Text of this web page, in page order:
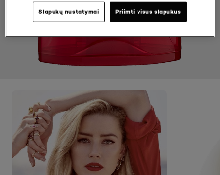
Slapukų nustatymai Priimti visus slapukus